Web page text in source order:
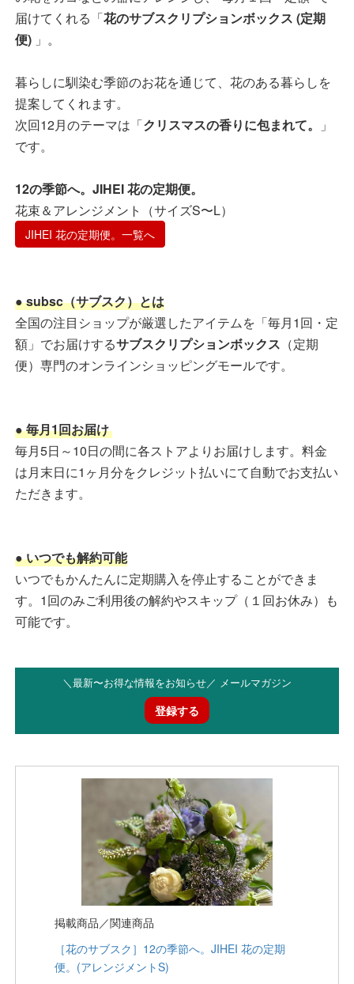
届けてくれる「花のサブスクリプションボックス (定期
便) 」。
暮らしに馴染む季節のお花を通じて、花のある暮らしを
提案してくれます。
次回12月のテーマは「クリスマスの香りに包まれて。
」
です。
12の季節へ。JIHEI 花の定期便。
花束＆アレンジメント（サイズS〜L）
JIHEI 花の定期便。一覧へ
● subsc（サブスク）とは
全国の注目ショップが厳選したアイテムを「毎月1回・定
額」でお届けするサブスクリプションボックス （定期
便）専門のオンラインショッピングモールです。
● 毎月1回お届け
毎月5日～10日の間に各ストアよりお届けします。料金
は月末日に1ヶ月分をクレジット払いにて自動でお支払い
ただきます。
● いつでも解約可能
いつでもかんたんに定期購入を停止することができま
す。1回のみご利用後の解約やスキップ（１回お休み）も
可能です。
＼最新〜お得な情報をお知らせ／ メールマガジン
登録する
掲載商品／関連商品
［花のサブスク］12の季節へ。JIHEI 花の定期
便。(アレンジメントS)